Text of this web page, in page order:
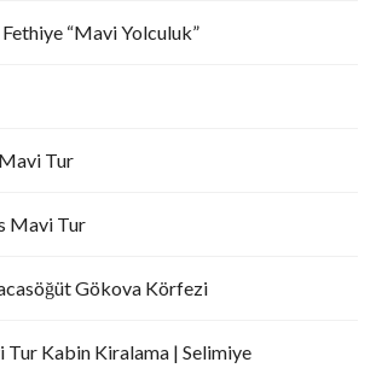
“Mavi Yolculuk”
Tur
Mavi Tur
Gökova Körfezi
Tur Kabin Kiralama | Selimiye